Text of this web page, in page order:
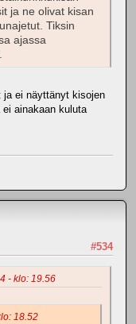
ja ne olivat kisan
Tiksin
ajassa
ja ei näyttänyt kisojen
ainakaan kuluta
#534
- klo: 19.56
18.52